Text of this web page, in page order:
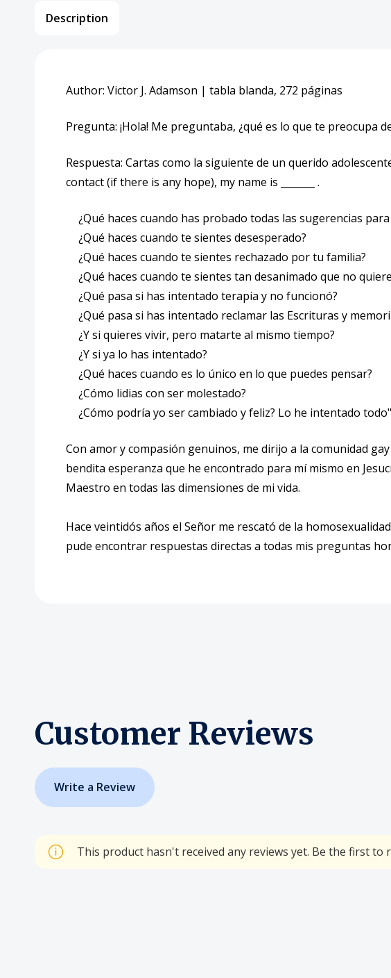
Description
Author: Victor J. Adamson | tabla blanda, 272 páginas
Pregunta: ¡Hola! Me preguntaba, ¿qué es lo que te preocupa
Respuesta: Cartas como la siguiente de un querido
contact (if there is any hope), my name is _______ .
¿Qué haces cuando has probado todas las sugerencias
¿Qué haces cuando te sientes desesperado?
¿Qué haces cuando te sientes rechazado por tu familia?
¿Qué haces cuando te sientes tan desanimado que no
¿Qué pasa si has intentado terapia y no funcionó?
¿Qué pasa si has intentado reclamar las Escrituras y
¿Y si quieres vivir, pero matarte al mismo tiempo?
¿Y si ya lo has intentado?
¿Qué haces cuando es lo único en lo que puedes pensar?
¿Cómo lidias con ser molestado?
¿Cómo podría yo ser cambiado y feliz? Lo he intentado
Con amor y compasión genuinos, me dirijo a la comunidad
bendita esperanza que he encontrado para mí mismo en
Maestro en todas las dimensiones de mi vida.
Hace veintidós años el Señor me rescató de la
pude encontrar respuestas directas a todas mis preguntas
Customer Reviews
Write a Review
This product hasn't received any reviews yet. Be the first to